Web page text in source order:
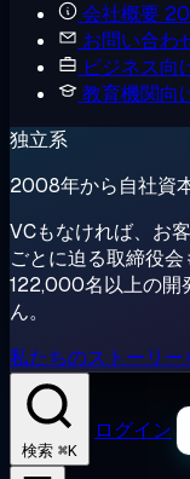
会社概要
お問い合わ
ビジネス向
教育機関向
独立系
2008年から自社資
VCもなければ、お
ごとに迫る取締役
122,000名以上の開
ん。
私たちのストーリ
検索 ⌘K
ログイン